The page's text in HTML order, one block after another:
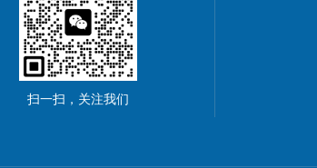
扫一扫，关注我们